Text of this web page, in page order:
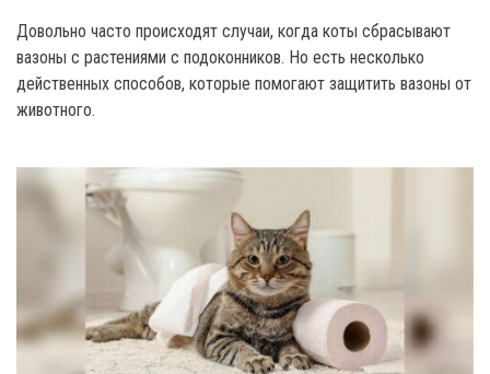
Довольно часто происходят случаи, когда коты сбрасывают
вазоны с растениями с подоконников. Но есть несколько
действенных способов, которые помогают защитить вазоны от
животного.